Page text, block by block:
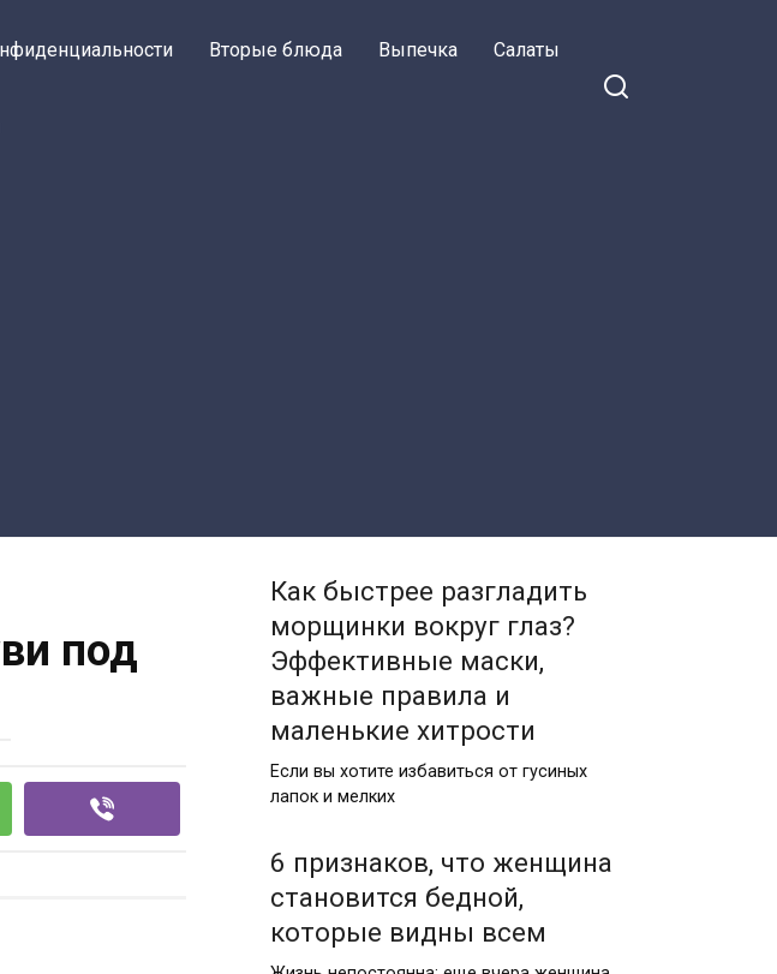
Вторые блюда Выпечка Салаты
под
Как быстрее разгладить
морщинки вокруг глаз?
Эффективные маски,
важные правила и
маленькие хитрости
Если вы хотите избавиться от гусиных
лапок и мелких
6 признаков, что женщина
становится бедной,
которые видны всем